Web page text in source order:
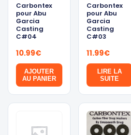
Carbontex
pour Abu
Garcia
Casting
C#04
10.99€
AJOUTER
AU PANIER
Carbontex
pour Abu
Garcia
Casting
C#03
11.99€
LIRE LA
SUITE